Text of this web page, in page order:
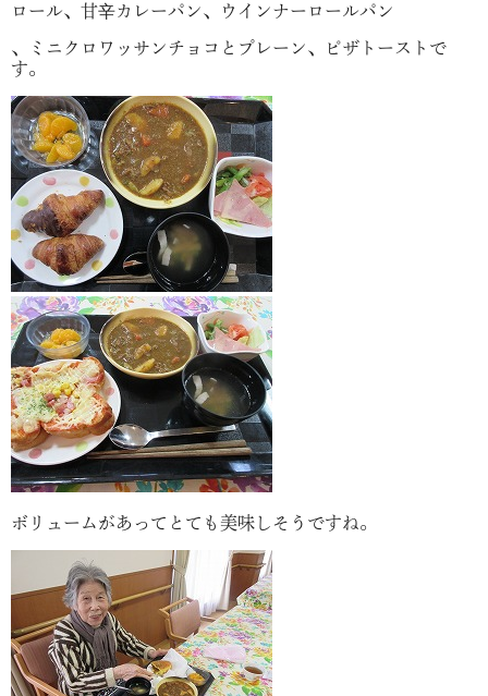
ロール、甘辛カレーパン、ウインナーロールパン
、ミニクロワッサンチョコとプレーン、ピザトーストで
す。
ボリュームがあってとても美味しそうですね。